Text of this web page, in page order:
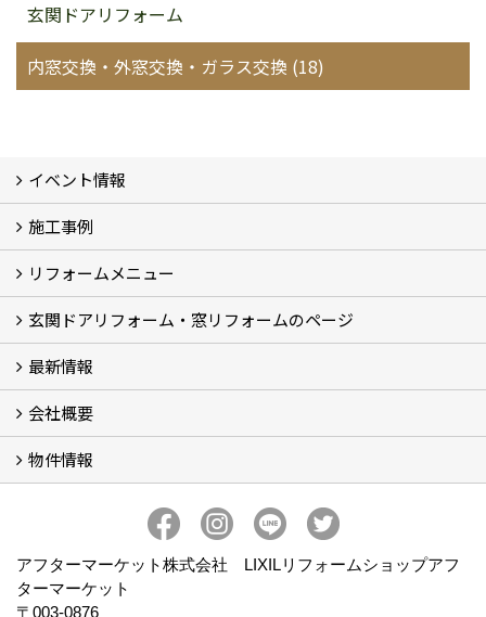
玄関ドアリフォーム
内窓交換・外窓交換・ガラス交換 (18)
イベント情報
イベント予告
イベント報告
施工事例
フォトギャラリー
BeforeAfter (29)
お客様の声
リフォームメニュー
リフォームの流れ
窓リフォーム (3)
玄関ドアリフォーム (2)
キッチンリフォーム (4)
浴室リフォーム (3)
トイレリフォーム (5)
洗面リフォーム (2)
マンションリフォーム (3)
収納リフォーム
カーポート工事
風除室工事
ウッドデッキ・タイルデッキ工事
エクステリア工事 (2)
内装リフォーム
雨樋設置・修繕
外壁張替・塗装 (2)
エアコン取付工事
玄関ドアリフォーム・窓リフォームのページ
玄関ドアリフォーム
内窓交換・外窓交換・ガラス交換 (18)
最新情報
補助金情報
各種キャンペーン (2)
会社概要
会社概要
コンセプト
アクセス
スタッフ紹介
スタッフブログ
プライバシーポリシー
アフターメンテナンス
お客様サポート
事業紹介
物件情報
アフターマーケット株式会社 LIXILリフォームショップアフ
ターマーケット
〒003-0876